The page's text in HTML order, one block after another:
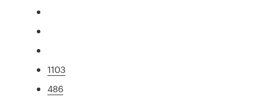
1103
486